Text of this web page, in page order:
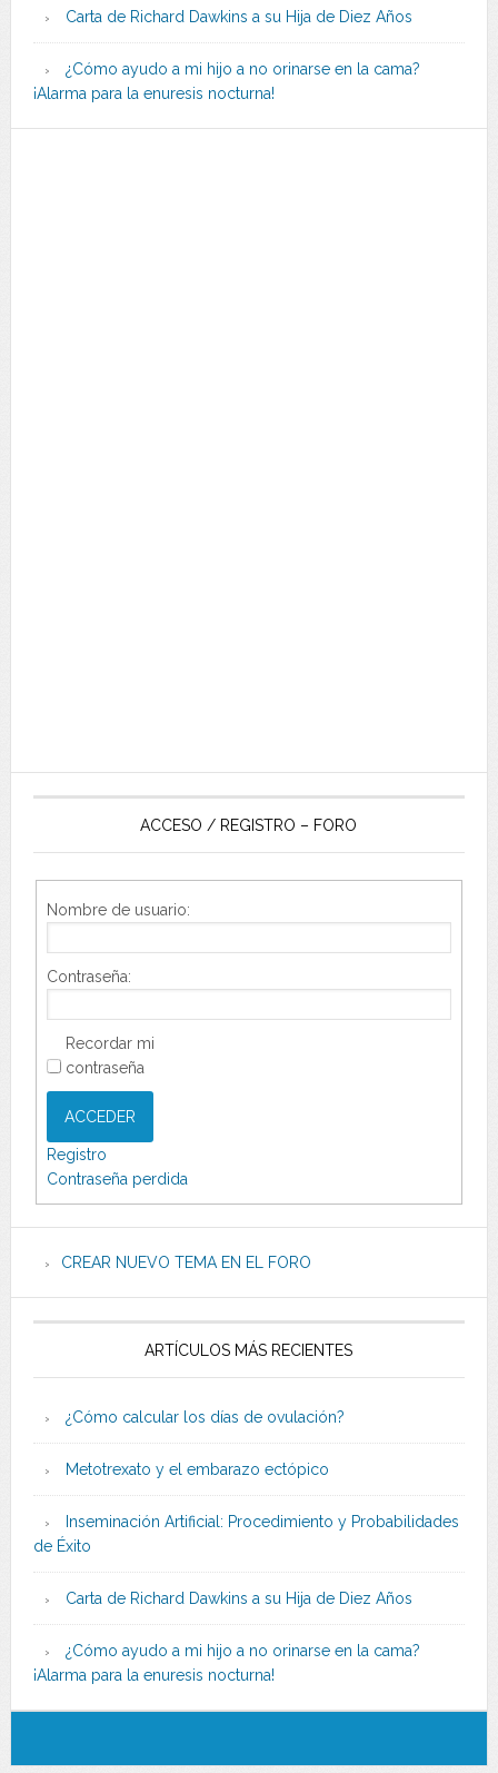
Carta de Richard Dawkins a su Hija de Diez Años
¿Cómo ayudo a mi hijo a no orinarse en la cama?
¡Alarma para la enuresis nocturna!
ACCESO / REGISTRO – FORO
Nombre de usuario:
Contraseña:
Recordar mi
contraseña
ACCEDER
Registro
Contraseña perdida
CREAR NUEVO TEMA EN EL FORO
ARTÍCULOS MÁS RECIENTES
¿Cómo calcular los días de ovulación?
Metotrexato y el embarazo ectópico
Inseminación Artificial: Procedimiento y Probabilidades
de Éxito
Carta de Richard Dawkins a su Hija de Diez Años
¿Cómo ayudo a mi hijo a no orinarse en la cama?
¡Alarma para la enuresis nocturna!